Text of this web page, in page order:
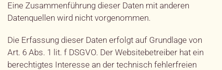
Eine Zusammenführung dieser Daten mit anderen
Datenquellen wird nicht vorgenommen.
Die Erfassung dieser Daten erfolgt auf Grundlage von
Art. 6 Abs. 1 lit. f DSGVO. Der Websitebetreiber hat ein
berechtigtes Interesse an der technisch fehlerfreien